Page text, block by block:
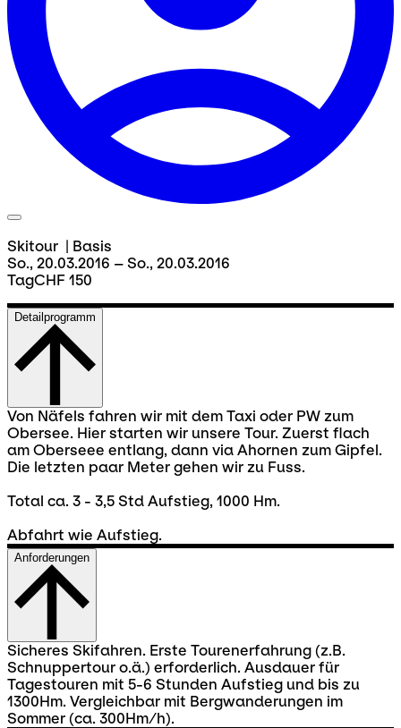
Skitour | Basis
So., 20.03.2016 – So., 20.03.2016
TagCHF 150
Detailprogramm
Von Näfels fahren wir mit dem Taxi oder PW zum
Obersee. Hier starten wir unsere Tour. Zuerst flach
am Oberseee entlang, dann via Ahornen zum Gipfel.
Die letzten paar Meter gehen wir zu Fuss.
Total ca. 3 - 3,5 Std Aufstieg, 1000 Hm.
Abfahrt wie Aufstieg.
Anforderungen
Sicheres Skifahren. Erste Tourenerfahrung (z.B.
Schnuppertour o.ä.) erforderlich. Ausdauer für
Tagestouren mit 5-6 Stunden Aufstieg und bis zu
1300Hm. Vergleichbar mit Bergwanderungen im
Sommer (ca. 300Hm/h).